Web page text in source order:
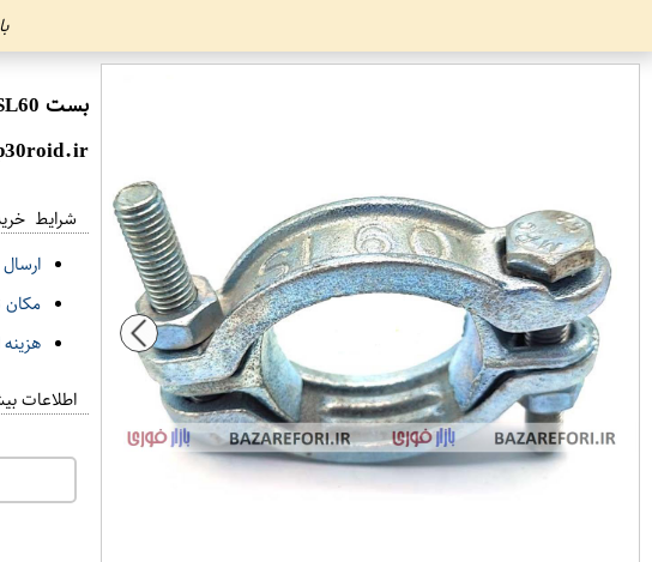
بست SL60 (دو پیچ)
شرایط
مکان
اطلاعات